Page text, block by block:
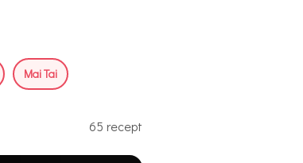
Mai Tai
65 recept